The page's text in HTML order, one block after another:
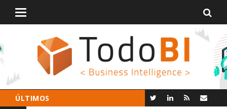
Alternar
ÚLTIMOS